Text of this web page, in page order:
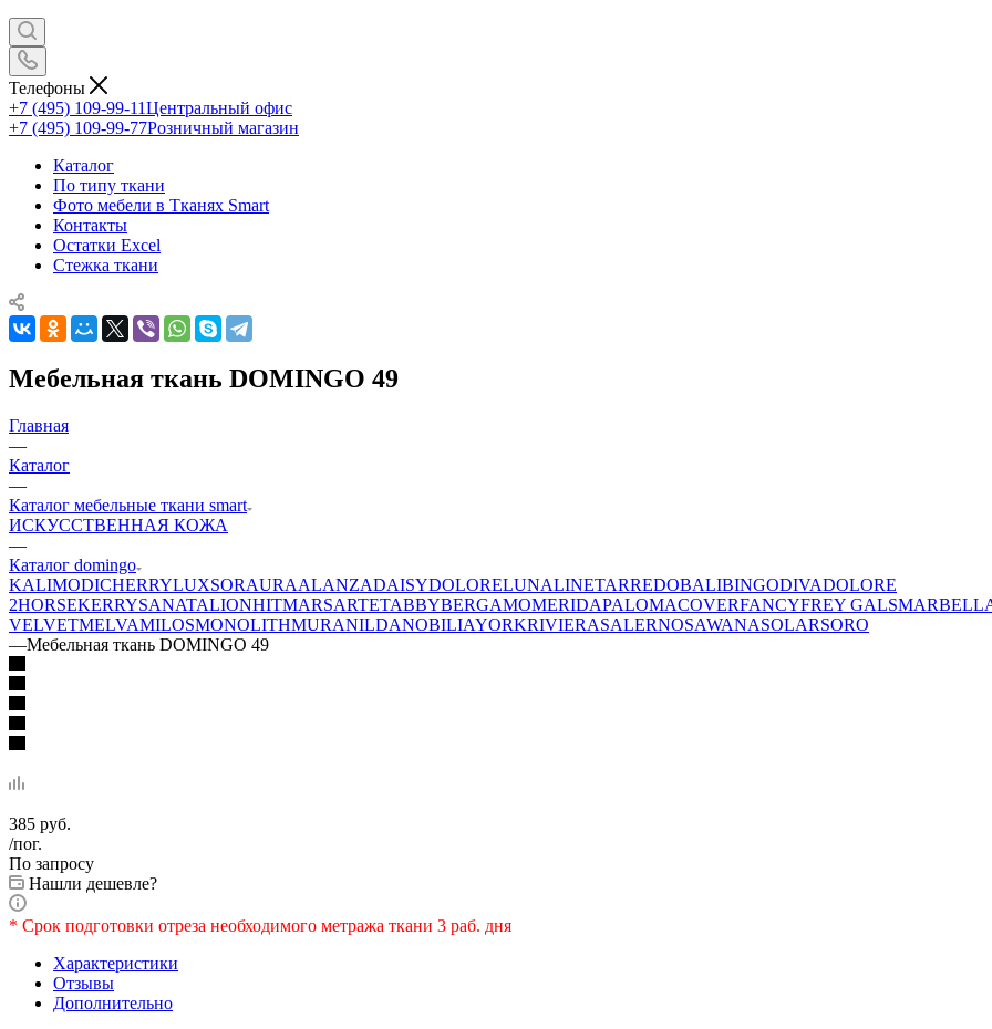
Телефоны
+7 (495) 109-99-11Центральный офис
+7 (495) 109-99-77Розничный магазин
Каталог
По типу ткани
Фото мебели в Тканях Smart
Контакты
Остатки Excel
Стежка ткани
Мебельная ткань DOMINGO 49
Главная
—
Каталог
—
Каталог мебельные ткани smart
ИСКУССТВЕННАЯ КОЖА
—
Каталог domingo
KALIMODICHERRYLUXSORAURAALANZADAISYDOLORELUNALINETARREDOBALIBINGODIVADOLORE
2HORSEKERRYSANATALIONHITMARSARTETABBYBERGAMOMERIDAPALOMACOVERFANCYFREY GALS
VELVETMELVAMILOSMONOLITHMURANILDANOBILIAYORKRIVIERASALERNOSAWANASOLARSORO
—Мебельная ткань DOMINGO 49
385 руб.
/пог.
По запросу
Нашли дешевле?
* Срок подготовки отреза необходимого метража ткани 3 раб. дня
Характеристики
Отзывы
Дополнительно